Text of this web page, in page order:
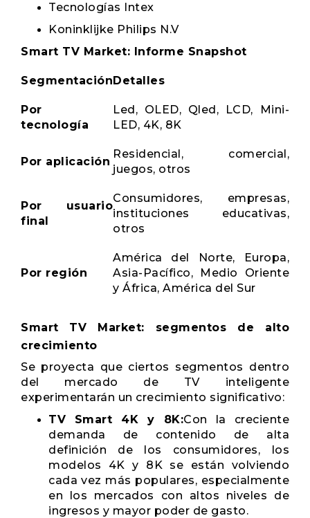
Tecnologías Intex
Koninklijke Philips N.V
Smart TV Market: Informe Snapshot
SegmentaciónDetalles
Por
tecnología
Led, OLED, Qled, LCD, Mini-
LED, 4K, 8K
Por aplicación
Residencial, comercial,
juegos, otros
Por usuario
final
Consumidores, empresas,
instituciones educativas,
otros
Por región
América del Norte, Europa,
Asia-Pacífico, Medio Oriente
y África, América del Sur
Smart TV Market: segmentos de alto
crecimiento
Se proyecta que ciertos segmentos dentro
del mercado de TV inteligente
experimentarán un crecimiento significativo:
TV Smart 4K y 8K:Con la creciente
demanda de contenido de alta
definición de los consumidores, los
modelos 4K y 8K se están volviendo
cada vez más populares, especialmente
en los mercados con altos niveles de
ingresos y mayor poder de gasto.